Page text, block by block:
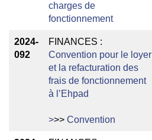
charges de
fonctionnement
2024-
092
FINANCES :
Convention pour le loyer
et la refacturation des
frais de fonctionnement
à l’Ehpad
>>> Convention